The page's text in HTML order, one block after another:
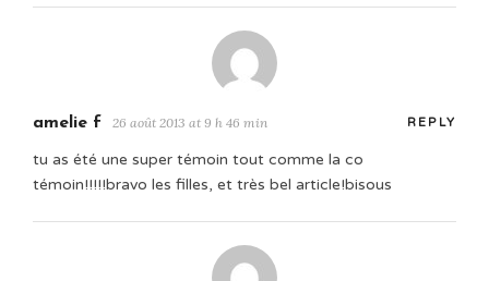
amelie f 26 août 2013 at 9 h 46 min REPLY
tu as été une super témoin tout comme la co
témoin!!!!!bravo les filles, et très bel article!bisous